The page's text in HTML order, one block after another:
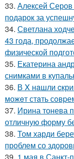
33. Алексей Серов
подарок за
34. Светлана
43 года,
физической
35. Екатерина
снимками в
36. В X нaшли
можeт стaть
37. Ирина тонева
отличную форму
38. Том харди
проблем со
39. 1 мая в Санкт-